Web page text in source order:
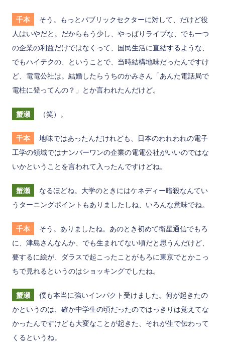
千本
そう。もっとパブリックセクターに対して、だけど役
人はいやだと。だからもう少し、やっぱりライブな、でも一つ
の企業の利益だけではなくって、国民生活に直結するような、
でもハイテクの、ということで、当時結構地味だったんですけ
ど、電電公社は。結婚したらうちのかみさん「あんた電話局で
電柱に登ってんの？」とか言われたんだけど。
蟹瀬 （笑）。
千本
地味ではあったんだけれども、日本のわれわれの電子
工学の領域ではナンバーワンの企業の電電公社がいいのではな
いかということを言われて入ったんですけどね。
蟹瀬
なるほどね。大学のときにはケネディー暗殺なんてい
うターニングポイントもありましたしね、いろんな意味でね。
千本
そう。ありましたね。あのとき初めて衛星通信でもろ
に、津島さんなんか、でも生まれてない頃だと思うんだけど、
要するに絵が、ダラスで起こったことがもろに東京でとかこっ
ちで見れるというのはショッキングでしたね。
蟹瀬
僕も本当に強いインパクト受けました。何が起きたの
かというのは、確か中学生の頃だったのではっきりは覚えてな
かったんですけども大変なことが起きた、それが生で伝わって
くるというね。